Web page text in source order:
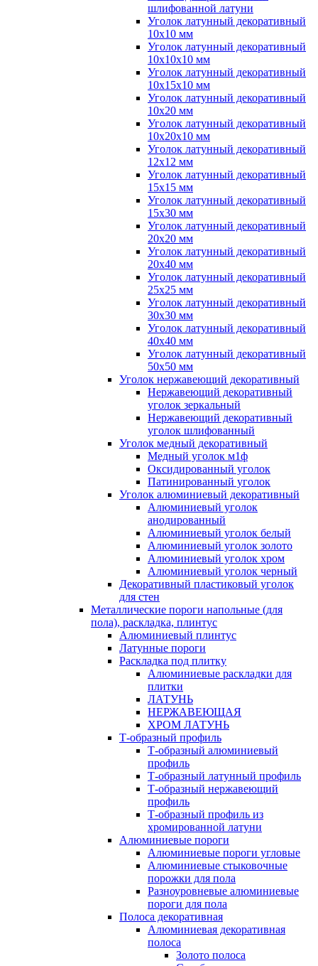
шлифованной латуни
Уголок латунный декоративный
10x10 мм
Уголок латунный декоративный
10x10x10 мм
Уголок латунный декоративный
10x15x10 мм
Уголок латунный декоративный
10x20 мм
Уголок латунный декоративный
10x20x10 мм
Уголок латунный декоративный
12x12 мм
Уголок латунный декоративный
15x15 мм
Уголок латунный декоративный
15x30 мм
Уголок латунный декоративный
20x20 мм
Уголок латунный декоративный
20x40 мм
Уголок латунный декоративный
25x25 мм
Уголок латунный декоративный
30x30 мм
Уголок латунный декоративный
40x40 мм
Уголок латунный декоративный
50x50 мм
Уголок нержавеющий декоративный
Нержавеющий декоративный
уголок зеркальный
Нержавеющий декоративный
уголок шлифованный
Уголок медный декоративный
Медный уголок м1ф
Оксидированный уголок
Патинированный уголок
Уголок алюминиевый декоративный
Алюминиевый уголок
анодированный
Алюминиевый уголок белый
Алюминиевый уголок золото
Алюминиевый уголок хром
Алюминиевый уголок черный
Декоративный пластиковый уголок
для стен
Металлические пороги напольные (для
пола), раскладка, плинтус
Алюминиевый плинтус
Латунные пороги
Раскладка под плитку
Алюминиевые раскладки для
плитки
ЛАТУНЬ
НЕРЖАВЕЮЩАЯ
ХРОМ ЛАТУНЬ
Т-образный профиль
Т-образный алюминиевый
профиль
Т-образный латунный профиль
Т-образный нержавеющий
профиль
Т-образный профиль из
хромированной латуни
Алюминиевые пороги
Алюминиевые пороги угловые
Алюминиевые стыковочные
порожки для пола
Разноуровневые алюминиевые
пороги для пола
Полоса декоративная
Алюминиевая декоративная
полоса
Золото полоса